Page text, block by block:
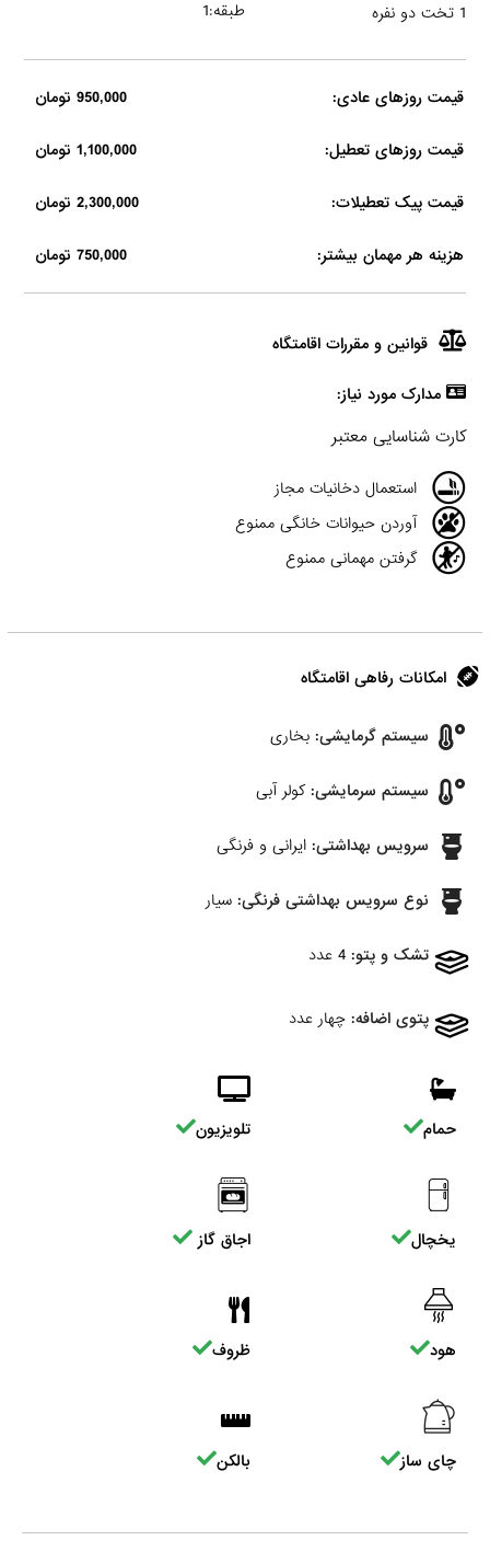
1 تخت دو نفره طبقه:1
قیمت روزهای عادی: 950,000 تومان
قیمت روزهای تعطیل: 1,100,000 تومان
قیمت پیک تعطیلات: 2,300,000 تومان
هزینه هر مهمان بیشتر: 750,000 تومان
قوانین و مقررات اقامتگاه
مدارک مورد نیاز:
کارت شناسایی معتبر
استعمال دخانیات مجاز
آوردن حیوانات خانگی ممنوع
گرفتن مهمانی ممنوع
امکانات رفاهی اقامتگاه
سیستم گرمایشی: بخاری
سیستم سرمایشی: کولر آبی
سرویس بهداشتی: ایرانی و فرنگی
نوع سرویس بهداشتی فرنگی: سیار
تشک و پتو: 4 عدد
پتوی اضافه: چهار عدد
حمام تلویزیون
یخچال اجاق گاز
هود ظروف
چای ساز بالکن